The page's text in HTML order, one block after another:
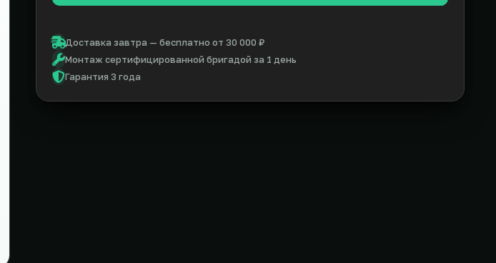
Доставка завтра — бесплатно от 30 000 ₽
Монтаж сертифицированной бригадой за 1 день
Гарантия 3 года